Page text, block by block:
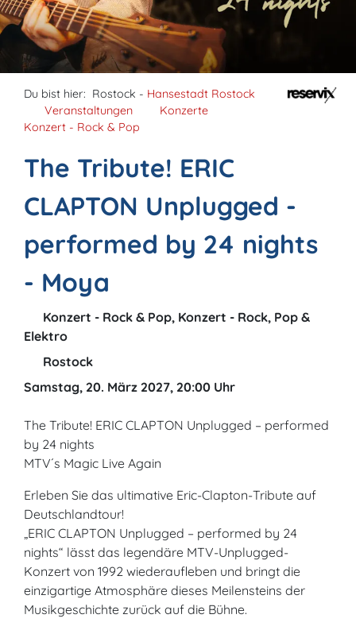
Du bist hier: Rostock - Hansestadt Rostock
Veranstaltungen
Konzerte
Konzert - Rock & Pop
The Tribute! ERIC
CLAPTON Unplugged -
performed by 24 nights
- Moya
Konzert - Rock & Pop, Konzert - Rock, Pop &
Elektro
Rostock
Samstag, 20. März 2027, 20:00 Uhr
The Tribute! ERIC CLAPTON Unplugged – performed
by 24 nights
MTV´s Magic Live Again
Erleben Sie das ultimative Eric-Clapton-Tribute auf
Deutschlandtour!
„ERIC CLAPTON Unplugged – performed by 24
nights“ lässt das legendäre MTV-Unplugged-
Konzert von 1992 wiederaufleben und bringt die
einzigartige Atmosphäre dieses Meilensteins der
Musikgeschichte zurück auf die Bühne.